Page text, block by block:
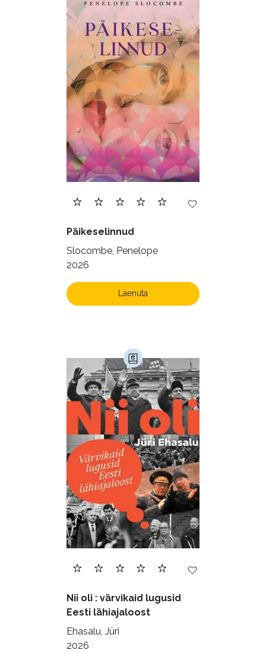
Päikeselinnud
Slocombe, Penelope
2026
Laenuta
Nii oli : värvikaid lugusid
Eesti lähiajaloost
Ehasalu, Jüri
2026